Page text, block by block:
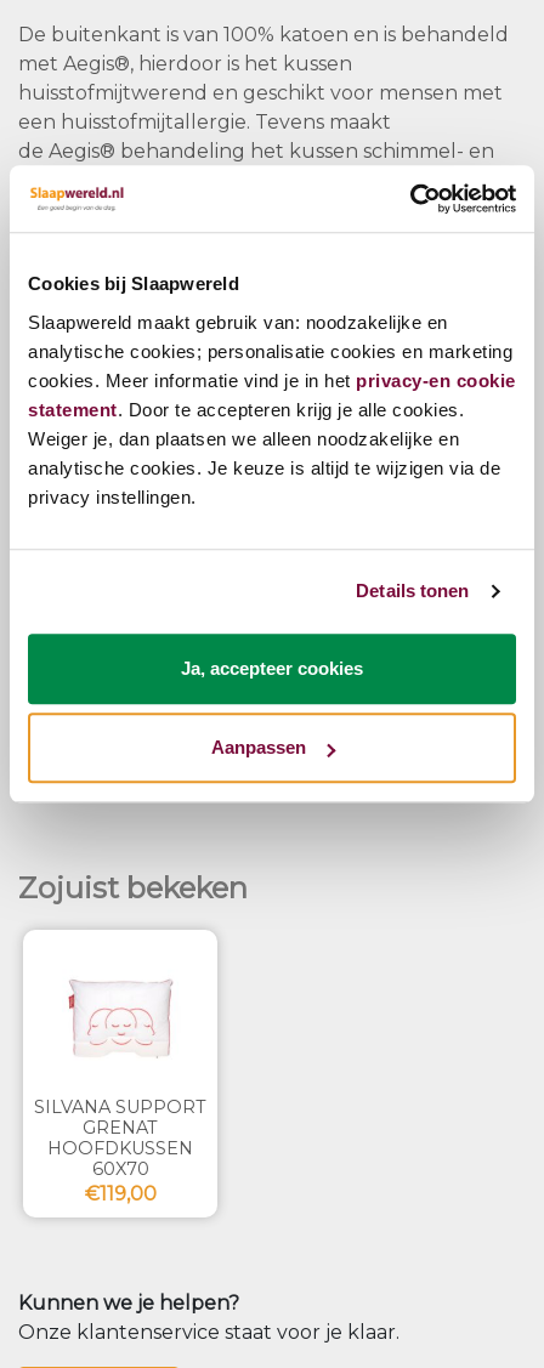
Cookies bij Slaapwereld
Slaapwereld maakt gebruik van: noodzakelijke en
analytische cookies; personalisatie cookies en marketing
cookies. Meer informatie vind je in het privacy-en cookie
statement. Door te accepteren krijg je alle cookies.
Weiger je, dan plaatsen we alleen noodzakelijke en
analytische cookies. Je keuze is altijd te wijzigen via de
privacy instellingen.
Details tonen
Ja, accepteer cookies
Aanpassen
De buitenkant is van 100% katoen en is behandeld
met Aegis®, hierdoor is het kussen
huisstofmijtwerend en geschikt voor mensen met
een huisstofmijtallergie. Tevens maakt
de Aegis® behandeling het kussen schimmel- en
De neksteun van het Silvana Support Grenat
Talalay latex. Deze hoogwaardige latex is soepeler
en beter ventilerend dan gewone latex. Bovendien
draagt de schoudercontour bij aan de optimale
aansluiting van de schouders op het kussen.
Verkrijgbaar in de volgene maten
50x70cm
60x70cm
E-mail
Zojuist bekeken
SILVANA SUPPORT
GRENAT
HOOFDKUSSEN
60X70
€119,00
Kunnen we je helpen?
Onze klantenservice staat voor je klaar.